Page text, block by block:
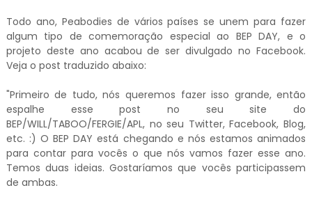
Todo ano, Peabodies de vários países se unem para fazer
algum tipo de comemoração especial ao BEP DAY, e o
projeto deste ano acabou de ser divulgado no Facebook.
Veja o post traduzido abaixo:
"Primeiro de tudo, nós queremos fazer isso grande, então
espalhe esse post no seu site do
BEP/WILL/TABOO/FERGIE/APL, no seu Twitter, Facebook, Blog,
etc. :) O BEP DAY está chegando e nós estamos animados
para contar para vocês o que nós vamos fazer esse ano.
Temos duas ideias. Gostaríamos que vocês participassem
de ambas.